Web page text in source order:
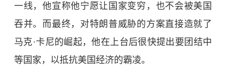
一线，他宣称他宁愿让国家变穷，也不会被美国
吞并。而最终，对特朗普威胁的方案直接造就了
马克·卡尼的崛起，他在上台后很快提出要团结中
等国家，以抵抗美国经济的霸凌。